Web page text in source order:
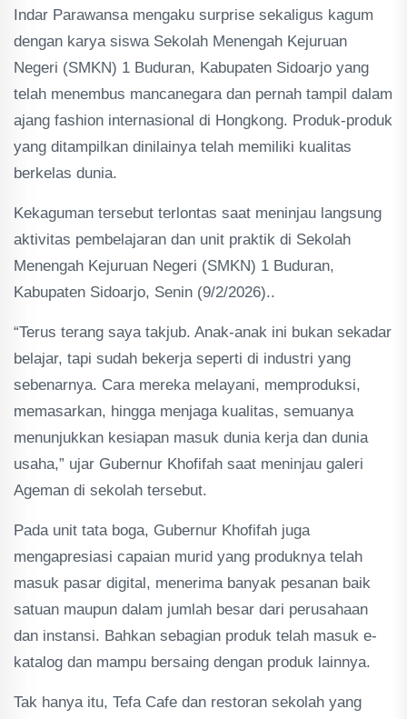
Indar Parawansa mengaku surprise sekaligus kagum
dengan karya siswa Sekolah Menengah Kejuruan
Negeri (SMKN) 1 Buduran, Kabupaten Sidoarjo yang
telah menembus mancanegara dan pernah tampil dalam
ajang fashion internasional di Hongkong. Produk-produk
yang ditampilkan dinilainya telah memiliki kualitas
berkelas dunia.
Kekaguman tersebut terlontas saat meninjau langsung
aktivitas pembelajaran dan unit praktik di Sekolah
Menengah Kejuruan Negeri (SMKN) 1 Buduran,
Kabupaten Sidoarjo, Senin (9/2/2026)..
“Terus terang saya takjub. Anak-anak ini bukan sekadar
belajar, tapi sudah bekerja seperti di industri yang
sebenarnya. Cara mereka melayani, memproduksi,
memasarkan, hingga menjaga kualitas, semuanya
menunjukkan kesiapan masuk dunia kerja dan dunia
usaha,” ujar Gubernur Khofifah saat meninjau galeri
Ageman di sekolah tersebut.
Pada unit tata boga, Gubernur Khofifah juga
mengapresiasi capaian murid yang produknya telah
masuk pasar digital, menerima banyak pesanan baik
satuan maupun dalam jumlah besar dari perusahaan
dan instansi. Bahkan sebagian produk telah masuk e-
katalog dan mampu bersaing dengan produk lainnya.
Tak hanya itu, Tefa Cafe dan restoran sekolah yang